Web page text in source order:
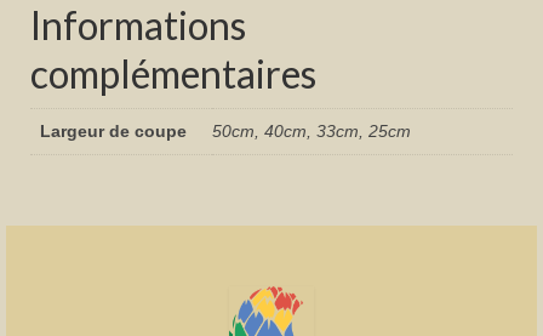
Informations
complémentaires
Largeur de coupe 50cm, 40cm, 33cm, 25cm